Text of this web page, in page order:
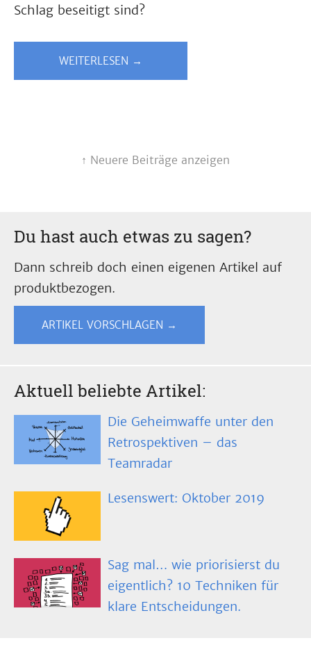
Schlag beseitigt sind?
WEITERLESEN →
↑ Neuere Beiträge anzeigen
Du hast auch etwas zu sagen?
Dann schreib doch einen eigenen Artikel auf
produktbezogen.
ARTIKEL VORSCHLAGEN →
Aktuell beliebte Artikel:
Die Geheimwaffe unter den
Retrospektiven – das
Teamradar
Lesenswert: Oktober 2019
Sag mal… wie priorisierst du
eigentlich? 10 Techniken für
klare Entscheidungen.